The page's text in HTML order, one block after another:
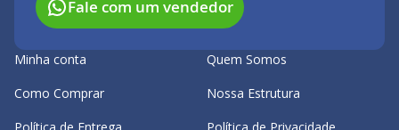
Fale com um vendedor
Minha conta
Como Comprar
Quem Somos
Nossa Estrutura